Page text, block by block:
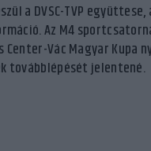
a DVSC-TVP
Az M4
Center-Vác Magyar
továbblépését jelentené.